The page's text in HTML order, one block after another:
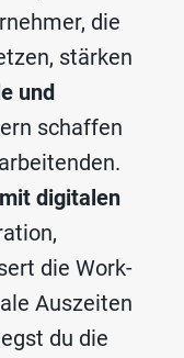
die
stärken
und
schaffen
digitalen
die Work-
Auszeiten
du die